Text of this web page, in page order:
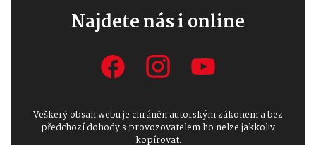
Najdete nás i online
Veškerý obsah webu je chráněn autorským zákonem a bez
předchozí dohody s provozovatelem ho nelze jakkoliv
kopírovat.